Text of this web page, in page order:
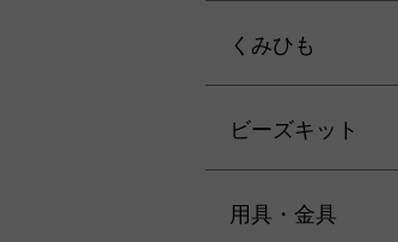
くみひも
ビーズキット
用具・金具